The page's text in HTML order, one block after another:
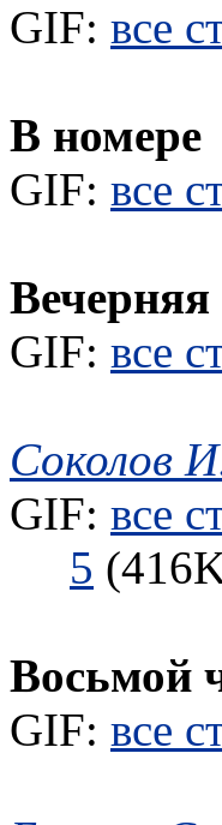
GIF: все
В номере
GIF: все
GIF: все
Соколов
GIF: все
5
Восьмой
GIF: все